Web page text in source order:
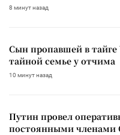
8 минут назад
Сын пропавшей в тайге
тайной семье у отчима
10 минут назад
Путин провел
постоянными членами